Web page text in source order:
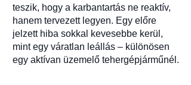
teszik, hogy a karbantartás ne reaktív,
hanem tervezett legyen. Egy előre
jelzett hiba sokkal kevesebbe kerül,
mint egy váratlan leállás – különösen
egy aktívan üzemelő tehergépjárműnél.